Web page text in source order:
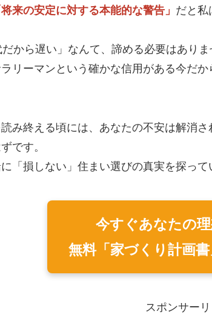
将来の安定に対する本能的な警告」 だと私
だから遅い」なんて、諦める必要はありま
リーマンという確かな信用がある今だか
み終える頃には、あなたの不安は解消
です。
「損しない」住まい選びの真実を探って
今すぐあなたの
無料「家づくり計画書
スポンサー